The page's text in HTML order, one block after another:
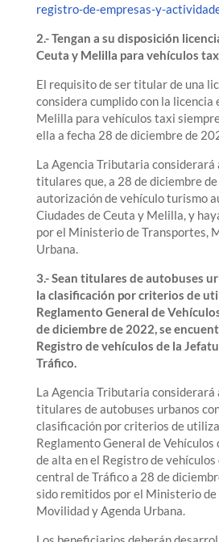
registro-de-empresas-y-
2.- Tengan a su disposición
Ceuta y Melilla para vehículos
El requisito de ser titular de una
considera cumplido con la licencia
Melilla para vehículos taxi
ella a fecha 28 de diciembre de
La Agencia Tributaria considerará
titulares que, a 28 de diciembre
autorización de vehículo turismo
Ciudades de Ceuta y Melilla, y
por el Ministerio de Transportes,
Urbana.
3.- Sean titulares de autobuses
la clasificación por criterios de
Reglamento General de
de diciembre de 2022, se
Registro de vehículos de la
Tráfico.
La Agencia Tributaria considerará
titulares de autobuses urbanos
clasificación por criterios de
Reglamento General de Vehículos
de alta en el Registro de
central de Tráfico a 28 de
sido remitidos por el Ministerio de
Movilidad y Agenda Urbana.